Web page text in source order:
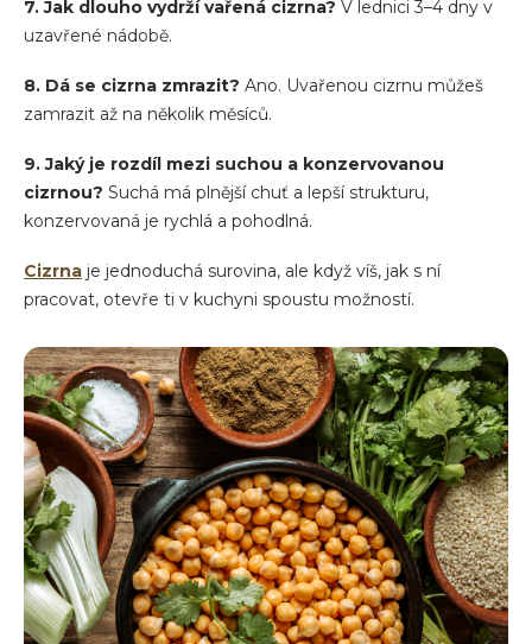
7. Jak dlouho vydrží vařená cizrna? V lednici 3–4 dny v
uzavřené nádobě.
8. Dá se cizrna zmrazit? Ano. Uvařenou cizrnu můžeš
zamrazit až na několik měsíců.
9. Jaký je rozdíl mezi suchou a konzervovanou
cizrnou? Suchá má plnější chuť a lepší strukturu,
konzervovaná je rychlá a pohodlná.
Cizrna je jednoduchá surovina, ale když víš, jak s ní
pracovat, otevře ti v kuchyni spoustu možností.